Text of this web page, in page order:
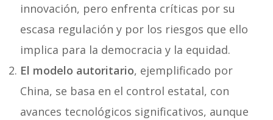
innovación, pero enfrenta críticas por su
escasa regulación y por los riesgos que ello
implica para la democracia y la equidad.
El modelo autoritario, ejemplificado por
China, se basa en el control estatal, con
avances tecnológicos significativos, aunque